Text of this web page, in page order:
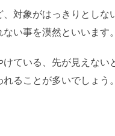
、対象がはっきりとしな
い事を漠然といいます。
けている、先が見えない
ることが多いでしょう。